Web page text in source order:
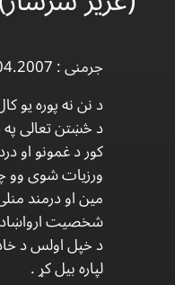
جرمنی : 04.04.2007
د څښتن تعالی
کور د غمونو او
ورزیات شوی وو
مین او درمند
شخصيت ارواښاد
د خپل اولس د
لپاره بیل کړ .